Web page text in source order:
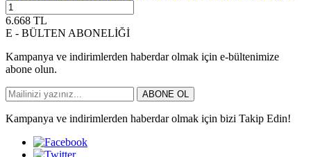
6.668 TL
E - BÜLTEN ABONELİĞİ
Kampanya ve indirimlerden haberdar olmak için e-bültenimize
abone olun.
ABONE OL
Kampanya ve indirimlerden haberdar olmak için bizi Takip Edin!